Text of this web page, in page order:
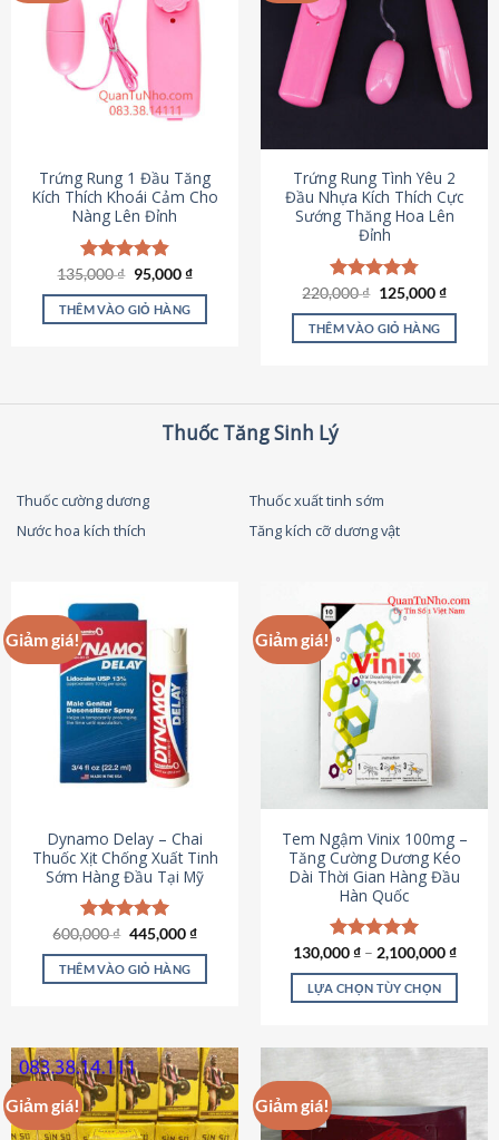
biến
thể.
Các
tùy
chọn
được
chọn
trên
trang
sản
phẩm
Trứng Rung 1 Đầu Tăng
Kích Thích Khoái Cảm Cho
Nàng Lên Đỉnh
Được xếp
hạng4.87
5 sao
135,000₫ Giá
gốc
là:
135,000 ₫.
95,000₫Giá
tại
THÊM VÀO GIỎ HÀNG
Trứng Rung Tình Yêu 2
Đầu Nhựa Kích Thích Cực
Sướng Thăng Hoa Lên
Đỉnh
Được xếp
hạng4.79
5 sao
220,000₫ Giá
là:
220,000 ₫.
125,000₫Giá
tại
THÊM VÀO GIỎ HÀNG
Thuốc Tăng Sinh Lý
Thuốc cường dương
Thuốc xuất tinh sớm
Nước hoa kích thích
Tăng kích cỡ dương vật
Giảm giá!
Dynamo Delay – Chai
Thuốc Xịt Chống Xuất Tinh
Sớm Hàng Đầu Tại Mỹ
Được xếp
hạng5.00
5 sao
600,000₫ Giá
là:
600,000 ₫.
445,000₫Giá
tại
THÊM VÀO GIỎ HÀNG
Giảm giá!
Tem Ngậm Vinix 100mg –
Tăng Cường Dương Kéo
Dài Thời Gian Hàng Đầu
Hàn Quốc
Được xếp
hạng5.00
5 sao
130,000₫– 2,100,000₫
LỰA CHỌN TÙY CHỌN
nhiều
biến
Giảm giá! Giảm giá!